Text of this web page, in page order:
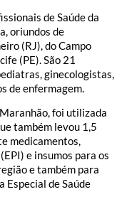
de Saúde da
oriundos de
(RJ), do Campo
(PE). São 21
ginecologistas,
de enfermagem.
foi utilizada
também levou 1,5
medicamentos,
e insumos para os
e também para
Especial de Saúde